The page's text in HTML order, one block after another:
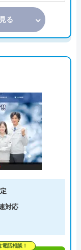
る
対応
電話相談！